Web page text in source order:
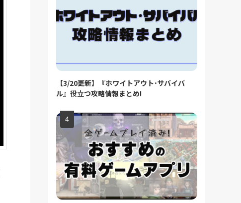
【3/20更新】『ホワイトアウト･サバイバ
ル』役立つ攻略情報まとめ!